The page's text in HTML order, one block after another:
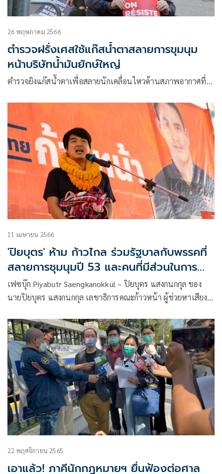
26 พฤษภาคม 2566
ตำรวจฝรั่งเศสใช้แก๊สน้ำตาสลายการขุมนุม
หน้าบริษัทน้ำมันยักษ์ใหญ่
ตำรวจยิงแก๊สน้ำตาเพื่อสลายนักเคลื่อนไหวด้านสภาพอากาศที่…
11 เมษายน 2566
'ปิยบุตร' ห้าม ก้าวไกล ร่วมรัฐบาลกับพรรคที่
สลายการชุมนุมปี 53 และคนที่มีส่วนในการ
รัฐประหาร
เฟซบุ๊ก Piyabutr Saengkanokkul – ปิยบุตร แสงกนกกุล ของ
นายปิยบุตร แสงกนกกุล เลขาธิการคณะก้าวหน้า ผู้ช่วยหาเสียง
22 พฤศจิกายน 2565
เอาแล้ว! ภาคีนักกฎหมายฯ ยื่นฟ้องต่อศาล